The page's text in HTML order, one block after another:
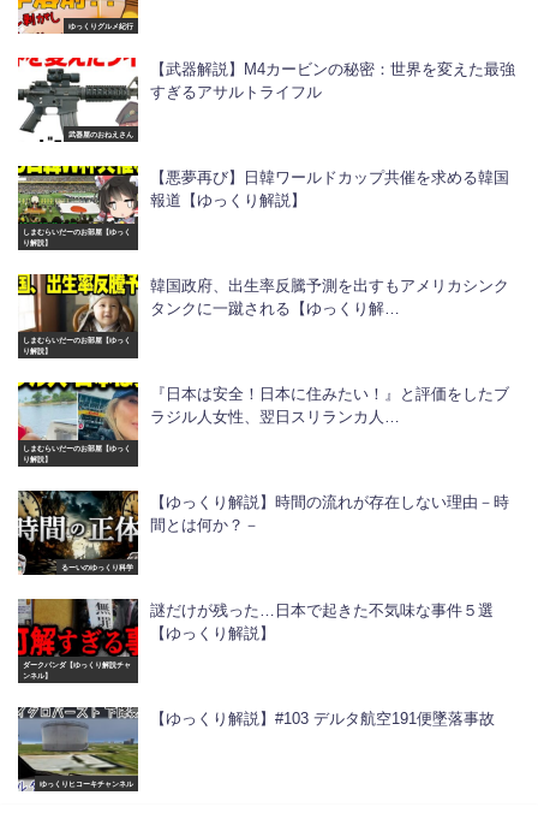
ゆっくりグルメ紀行
武器屋のおねえさん
【武器解説】M4カービンの秘密：世界を変えた最強
すぎるアサルトライフル
しまむらいだーのお部屋【ゆっく
り解説】
【悪夢再び】日韓ワールドカップ共催を求める韓国
報道【ゆっくり解説】
しまむらいだーのお部屋【ゆっく
り解説】
韓国政府、出生率反騰予測を出すもアメリカシンク
タンクに一蹴される【ゆっくり解…
しまむらいだーのお部屋【ゆっく
り解説】
『日本は安全！日本に住みたい！』と評価をしたブ
ラジル人女性、翌日スリランカ人…
るーいのゆっくり科学
【ゆっくり解説】時間の流れが存在しない理由－時
間とは何か？－
ダークパンダ【ゆっくり解説チャ
ンネル】
謎だけが残った…日本で起きた不気味な事件５選
【ゆっくり解説】
ゆっくりヒコーキチャンネル
【ゆっくり解説】#103 デルタ航空191便墜落事故